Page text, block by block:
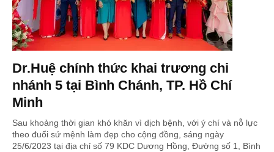
Dr.Huệ chính thức khai trương chi
nhánh 5 tại Bình Chánh, TP. Hồ Chí
Minh
Sau khoảng thời gian khó khăn vì dịch bệnh, với ý chí và nỗ lực
theo đuổi sứ mệnh làm đẹp cho cộng đồng, sáng ngày
25/6/2023 tại địa chỉ số 79 KDC Dương Hồng, Đường số 1, Bình